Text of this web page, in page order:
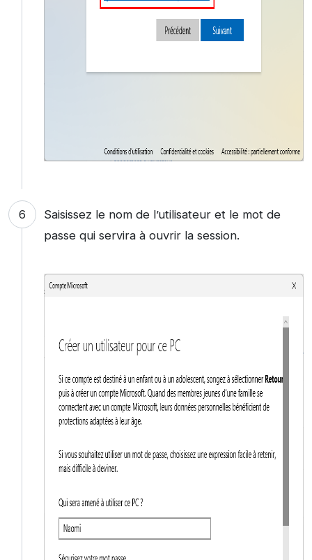
Saisissez le nom de l’utilisateur et le mot de
passe qui servira à ouvrir la session.